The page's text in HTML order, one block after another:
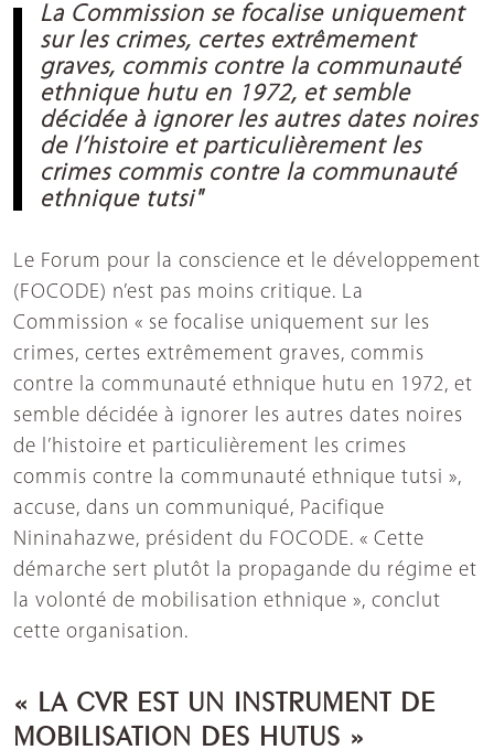
La Commission se focalise uniquement
sur les crimes, certes extrêmement
graves, commis contre la communauté
ethnique hutu en 1972, et semble
décidée à ignorer les autres dates noires
de l’histoire et particulièrement les
crimes commis contre la communauté
ethnique tutsi"
Le Forum pour la conscience et le développement
(FOCODE) n’est pas moins critique. La
Commission « se focalise uniquement sur les
crimes, certes extrêmement graves, commis
contre la communauté ethnique hutu en 1972, et
semble décidée à ignorer les autres dates noires
de l’histoire et particulièrement les crimes
commis contre la communauté ethnique tutsi »,
accuse, dans un communiqué, Pacifique
Nininahazwe, président du FOCODE. « Cette
démarche sert plutôt la propagande du régime et
la volonté de mobilisation ethnique », conclut
cette organisation.
« LA CVR EST UN INSTRUMENT DE
MOBILISATION DES HUTUS »